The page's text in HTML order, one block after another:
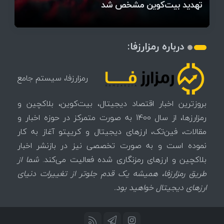
دیجیتال
چرا سرعت تراکنش‌ها در اقتصاد دیجیتال اهمیت دارد؟
تهدید بیت‌کوین مشخص شد
اتفاق تاریخی در بازار رمزارزها / بیت‌کوین سبز شد
تغییر می‌کند
کدامند؟
اتفاق مهم در بازار رمزارزها / بیت‌کوین وارد فاز تازه شد
میز / ۶۲۲ بیت‌کوین کجا رفت؟
درباره رمزارزفا:
رمزارزفا، سیستم جامع
بروزترین اخبار اقتصاد دیجیتال، بیت‌کوین، بلاکچین و
رمزارزها، از سال 1400 به صورت متمرکز در حوزه اخبار و
مقالات، فین‌تک، ارزهای‌ دیجیتال و کریپتو آغاز به کار
نموده است و به صورت تخصصی نیز در بازنشر اخبار
بلاکچین و ارزهای رمزنگاری شده فعالیت می‌کند.شما از
طریق رمزارزفا، همیشه یک قدم جلوتر از تغییرات دنیای
ارزهای دیجیتال خواهید بود.